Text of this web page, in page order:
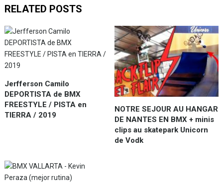
RELATED POSTS
Jerfferson Camilo
DEPORTISTA de BMX
FREESTYLE / PISTA en
TIERRA / 2019
NOTRE SEJOUR AU HANGAR
DE NANTES EN BMX + minis
clips au skatepark Unicorn
de Vodk